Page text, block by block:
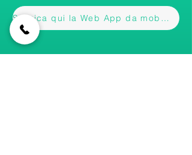
Scarica qui la Web App da mobile